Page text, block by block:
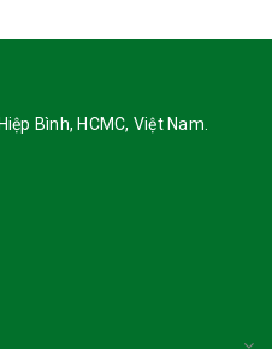
Bình, HCMC, Việt Nam.